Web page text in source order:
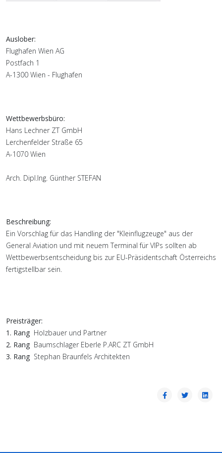
Auslober:
Flughafen Wien AG
Postfach 1
A-1300 Wien - Flughafen
Wettbewerbsbüro:
Hans Lechner ZT GmbH
Lerchenfelder Straße 65
A-1070 Wien
Arch. Dipl.Ing. Günther STEFAN
Beschreibung:
Ein Vorschlag für das Handling der "Kleinflugzeuge" aus der
General Aviation und mit neuem Terminal für VIPs sollten ab
Wettbewerbsentscheidung bis zur EU-Präsidentschaft Österreichs
fertigstellbar sein.
Preisträger:
1. Rang Holzbauer und Partner
2. Rang Baumschlager Eberle P.ARC ZT GmbH
3. Rang Stephan Braunfels Architekten